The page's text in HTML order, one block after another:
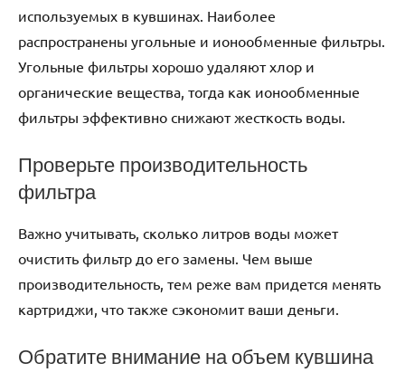
используемых в кувшинах. Наиболее
распространены угольные и ионообменные фильтры.
Угольные фильтры хорошо удаляют хлор и
органические вещества, тогда как ионообменные
фильтры эффективно снижают жесткость воды.
Проверьте производительность
фильтра
Важно учитывать, сколько литров воды может
очистить фильтр до его замены. Чем выше
производительность, тем реже вам придется менять
картриджи, что также сэкономит ваши деньги.
Обратите внимание на объем кувшина